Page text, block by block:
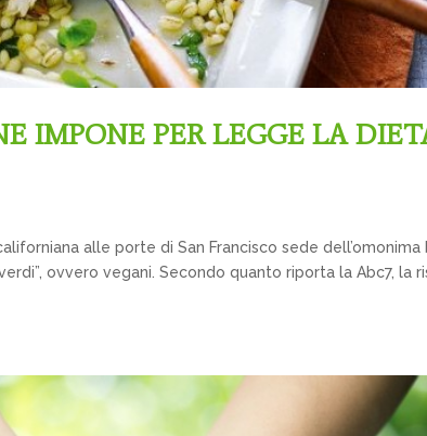
IMPONE PER LEGGE LA
alle porte di San Francisco sede dell’omonima
ovvero vegani. Secondo quanto riporta la Abc7, la